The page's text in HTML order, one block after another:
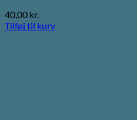
40,00 kr.
Tilføj til kurv